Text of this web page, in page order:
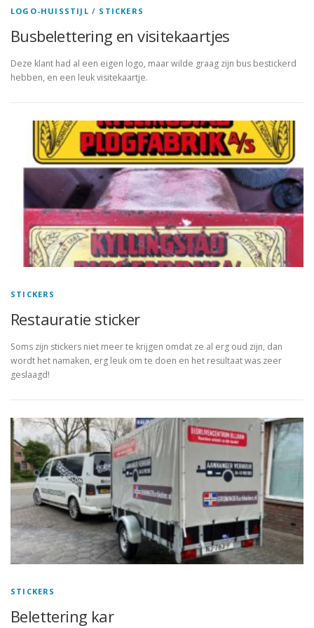
LOGO-HUISSTIJL / STICKERS
Busbelettering en visitekaartjes
Deze klant had al een eigen logo, maar wilde graag zijn bus bestickerd
hebben, en een leuk visitekaartje.
STICKERS
Restauratie sticker
Soms zijn stickers niet meer te krijgen omdat ze al erg oud zijn, dan
wordt het namaken, erg leuk om te doen en het resultaat was zeer
geslaagd!
STICKERS
Belettering kar